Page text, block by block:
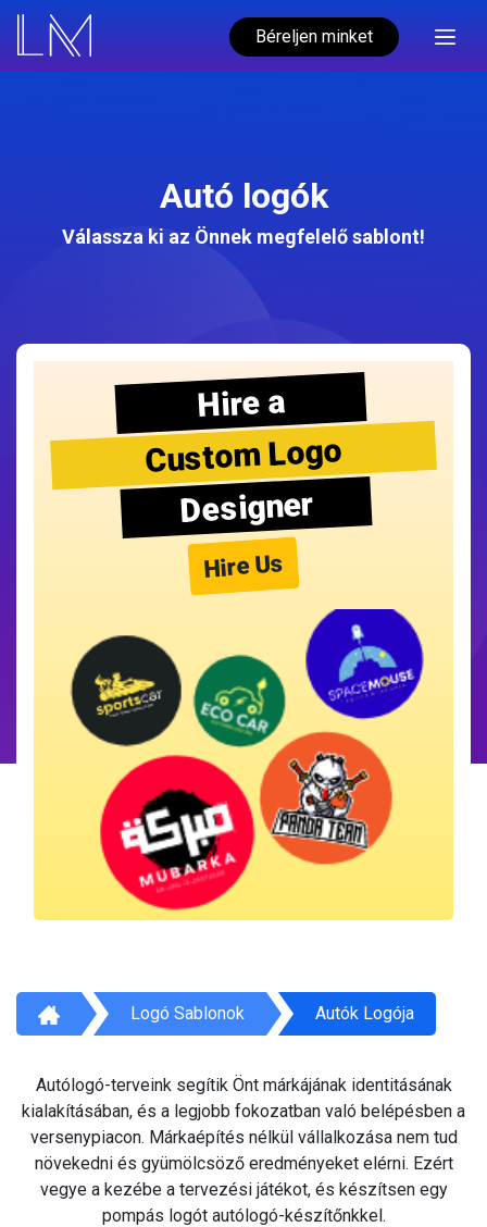
Béreljen minket
Autó logók
Válassza ki az Önnek megfelelő sablont!
Hire a
Custom Logo
Designer
Hire Us
Logó Sablonok Autók Logója
Autólogó-terveink segítik Önt márkájának identitásának
kialakításában, és a legjobb fokozatban való belépésben a
versenypiacon. Márkaépítés nélkül vállalkozása nem tud
növekedni és gyümölcsöző eredményeket elérni. Ezért
vegye a kezébe a tervezési játékot, és készítsen egy
pompás logót autólogó-készítőnkkel.